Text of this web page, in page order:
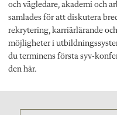
och vägledare, akademi och
samlades för att diskutera
rekrytering, karriärlärande
möjligheter i
du terminens första syv-
den här.